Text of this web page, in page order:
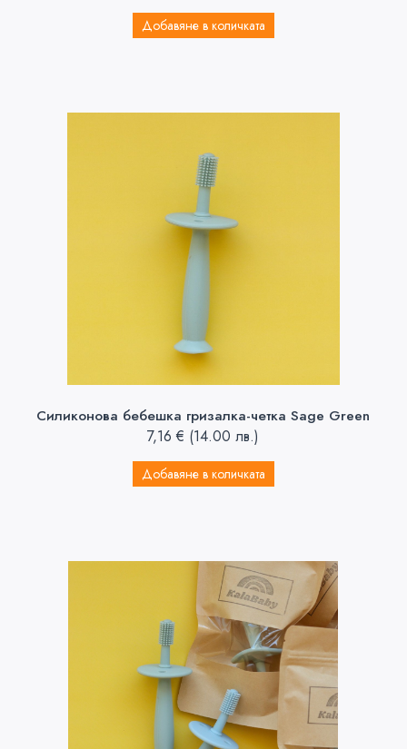
Добавяне в количката
Силиконова бебешка гризалка-четка Sage Green
7,16€ (14.00 лв.)
Добавяне в количката